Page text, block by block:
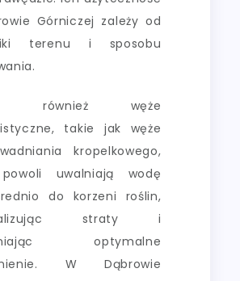
Górniczej zależy od
terenu i sposobu
również węże
takie jak węże
kropelkowego,
uwalniają wodę
do korzeni roślin,
straty i
optymalne
W Dąbrowie